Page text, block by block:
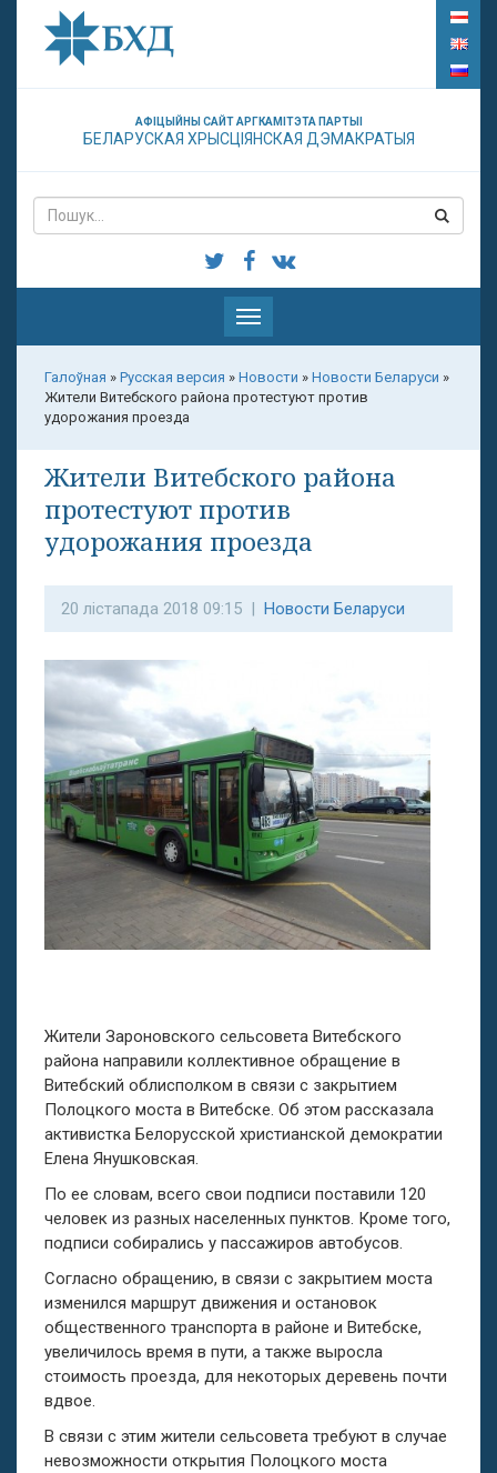
АФІЦЫЙНЫ САЙТ АРГКАМІТЭТА ПАРТЫІ
БЕЛАРУСКАЯ ХРЫСЦІЯНСКАЯ ДЭМАКРАТЫЯ
Паказаць
меню
Галоўная » Русская версия » Новости » Новости Беларуси »
Жители Витебского района протестуют против
удорожания проезда
Жители Витебского района
протестуют против
удорожания проезда
20 лістапада 2018 09:15 | Новости Беларуси
Жители Зароновского сельсовета Витебского
района направили коллективное обращение в
Витебский облисполком в связи с закрытием
Полоцкого моста в Витебске. Об этом рассказала
активистка Белорусской христианской демократии
Елена Янушковская.
По ее словам, всего свои подписи поставили 120
человек из разных населенных пунктов. Кроме того,
подписи собирались у пассажиров автобусов.
Согласно обращению, в связи с закрытием моста
изменился маршрут движения и остановок
общественного транспорта в районе и Витебске,
увеличилось время в пути, а также выросла
стоимость проезда, для некоторых деревень почти
вдвое.
В связи с этим жители сельсовета требуют в случае
невозможности открытия Полоцкого моста